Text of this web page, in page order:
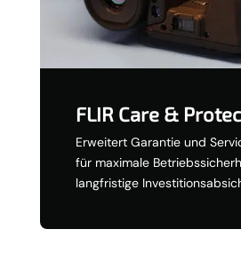
FLIR Care &
Erweitert Garantie und
für maximale
langfristige